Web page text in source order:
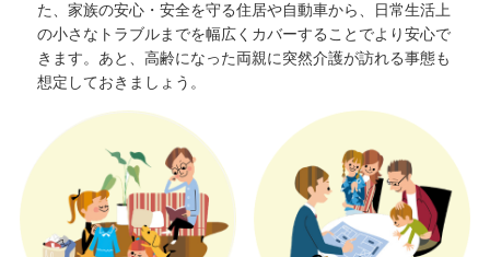
た、家族の安心・安全を守る住居や自動車から、日常生活上
の小さなトラブルまでを幅広くカバーすることでより安心で
きます。 あと、高齢になった両親に突然介護が訪れる事態も
想定しておきましょう。